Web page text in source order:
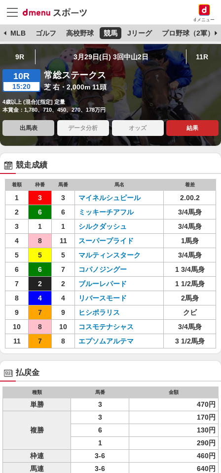
dメニュー
MLB ゴルフ 高校野球 競馬 Jリーグ プロ野球（2軍）
9R 3月29日(日) 3回中山2日 11R
10R
15:20
常総ステークス
芝 右・2,000m 11頭
4歳以上 (混合)[指定] 定量
本賞金：1,780、710、450、270、178万円
出馬表 データ分析 オッズ 結果
競走成績
着順 枠番 馬番 馬名 着差
1 3 3 マイネルシュピール
2.00.2
2
6 6 ミッキーチアフル
3/4馬身
3
1 1 シルクダッシュ
3/4馬身
4
8 11 スーパープライド
1馬身
5
5 5 マルティンスターク
3/4馬身
6
6 7 コパノジングー
1 3/4馬身
7
2 2 ブルーレパード
1 1/2馬身
8
4 4 リバースモード
2馬身
9
7 9 ヒシポラリス
クビ
10
8 10 コスモテナシャス
3/4馬身
11
7 8 エプソムアルテマ 3 1/2馬身
払戻金
種類 馬番 金額
単勝 3 470円
複勝
3
170円
6
130円
1
290円
枠連
3-6
460円
馬連
3-6 640円